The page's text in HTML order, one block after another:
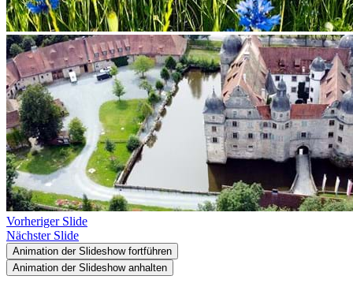
Vorheriger Slide
Nächster Slide
Animation der Slideshow fortführen
Animation der Slideshow anhalten